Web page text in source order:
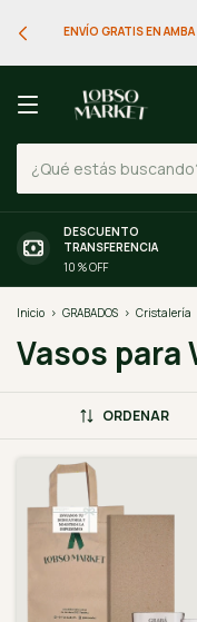
ENVÍO GRATIS EN
DESCUENTO
TRANSFERENCIA
10 % OFF
Inicio > GRABADOS > Cristalería
Vasos para
ORDENAR